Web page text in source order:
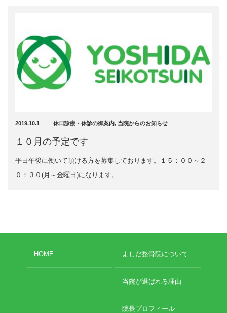
2019.10.1 休日診療・休診の御案内, 当院からのお知らせ
１０月の予定です
平日午後に働いて頂ける方を募集しております。１５：００～２
０：３０(月～金曜日)になります。…
HOME よしだ整骨院について
当院が選ばれる理由
院長プロフィール
捻挫・打撲
肉離れ
超音波診断装置（エコー検査）
スーパーライザー
捻挫・肉離れ・打撲・脱臼・骨折
首の痛み
肩の痛み
肘内障(小児肘の脱臼)
腕の痛み
アキレス腱の痛み